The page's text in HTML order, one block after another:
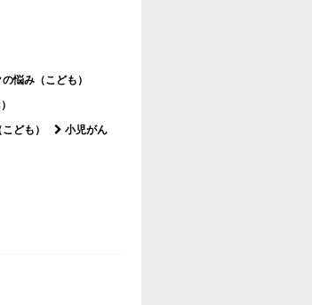
悩み（こども）
ども）
小児がん